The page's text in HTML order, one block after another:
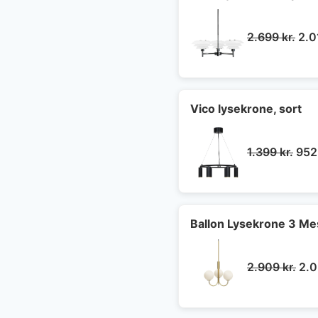
2.699kr.
Vico lysekrone, sort
1.399kr. Den
952
Ballon Lysekrone 3
2.909kr.